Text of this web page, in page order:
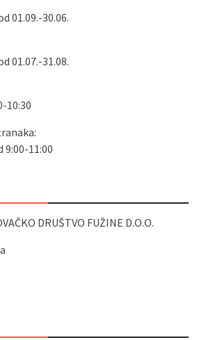
01.09.-30.06.
01.07.-31.08.
10:30
11:00
DRUŠTVO FUŽINE D.O.O.